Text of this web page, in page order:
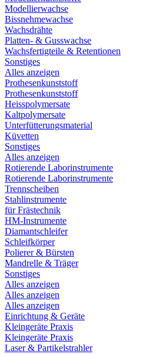
Modellierwachse
Bissnehmewachse
Wachsdrähte
Platten- & Gusswachse
Wachsfertigteile & Retentionen
Sonstiges
Alles anzeigen
Prothesenkunststoff
Prothesenkunststoff
Heisspolymersate
Kaltpolymersate
Unterfütterungsmaterial
Küvetten
Sonstiges
Alles anzeigen
Rotierende Laborinstrumente
Rotierende Laborinstrumente
Trennscheiben
Stahlinstrumente
für Frästechnik
HM-Instrumente
Diamantschleifer
Schleifkörper
Polierer & Bürsten
Mandrelle & Träger
Sonstiges
Alles anzeigen
Alles anzeigen
Alles anzeigen
Einrichtung & Geräte
Kleingeräte Praxis
Kleingeräte Praxis
Laser & Partikelstrahler